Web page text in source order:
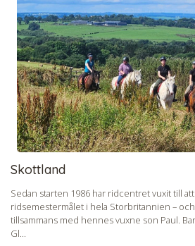
Skottland
Sedan starten 1986 har ridcentret vuxit till
ridsemestermålet i hela Storbritannien –
tillsammans med hennes vuxne son Paul.
Gl...